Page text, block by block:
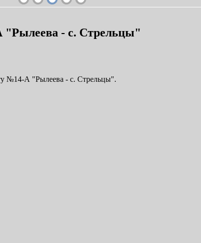
"Рылеева - с. Стрельцы"
№14-А "Рылеева - с. Стрельцы".